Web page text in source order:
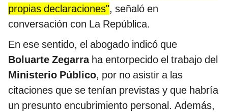
propias declaraciones", señaló en
conversación con La República.
En ese sentido, el abogado indicó que
Boluarte Zegarraha entorpecido el trabajo del
Ministerio Público, por no asistir a las
citaciones que se tenían previstas y que habría
un presunto encubrimiento personal. Además,